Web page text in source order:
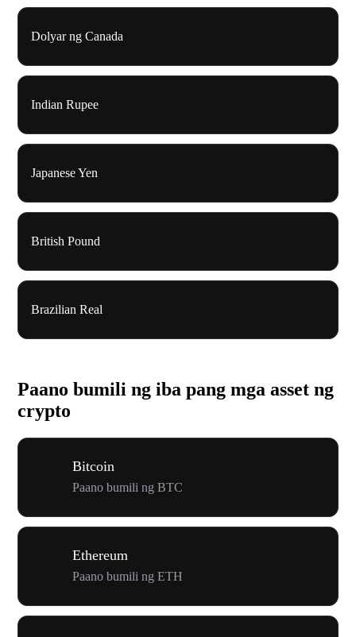
Dolyar ng Canada
Indian Rupee
Japanese Yen
British Pound
Brazilian Real
Paano bumili ng iba pang mga asset ng
crypto
Bitcoin
Paano bumili ng BTC
Ethereum
Paano bumili ng ETH